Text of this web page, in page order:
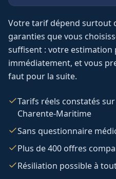
Votre tarif dépend surtout
garanties que vous
suffisent : votre estimation
immédiatement, et vous
faut pour la suite.
Tarifs réels constatés
Charente-Maritime
Sans questionnaire
Plus de 400 offres
Résiliation possible à